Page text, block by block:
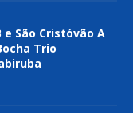
e São Cristóvão A
Trio